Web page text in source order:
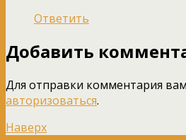
Ответить
Добавить
Для отправки комментария
авторизоваться.
Наверх